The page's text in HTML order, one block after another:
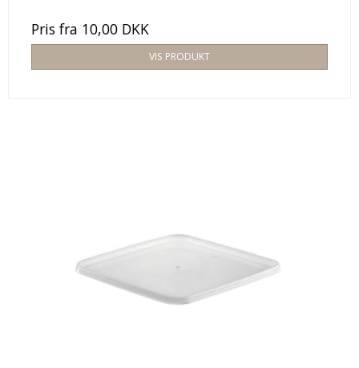
Pris fra 10,00 DKK
VIS PRODUKT